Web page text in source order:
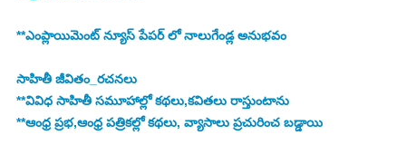
**ఎంప్లాయిమెంట్ న్యూస్ పేపర్ లో నాలుగేండ్ల అనుభవం
సాహితీ జీవితం_రచనలు
**వివిధ సాహితీ సమూహాల్లో కథలు,కవితలు రాస్తుంటాను
**ఆంధ్ర ప్రభ,ఆంధ్ర పత్రికల్లో కథలు, వ్యాసాలు ప్రచురించ బడ్డాయి